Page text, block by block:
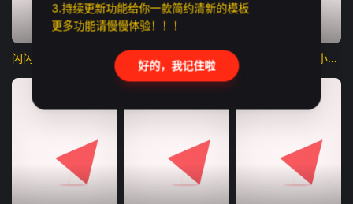
更新至第04集 已完结
寻迹庞贝古城：与汤姆·希德勒斯顿同行 改变西班牙的48小时：恐怖组织人质事件
3.持续更新功能给你一款简约清新的模板
更多功能请慢慢体验！！！
好的，我记住啦